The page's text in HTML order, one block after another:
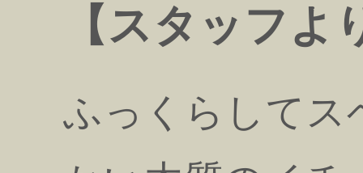
【スタッフよ
ふっくらしてス